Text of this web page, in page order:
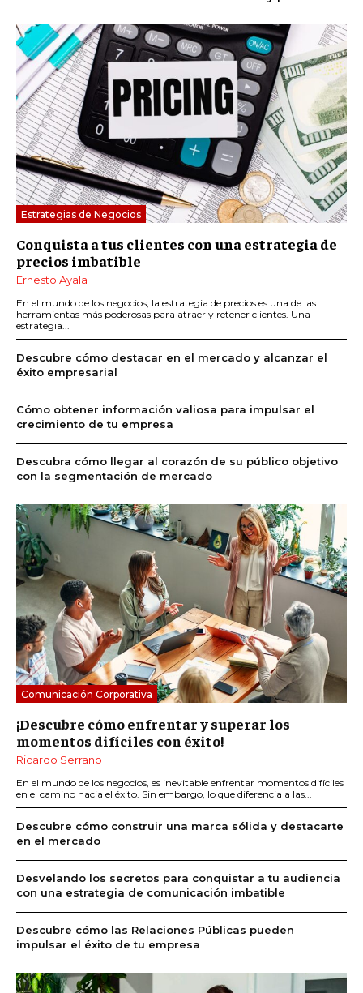
Estrategias de Negocios
Conquista a tus clientes con una estrategia de
precios imbatible
Ernesto Ayala
En el mundo de los negocios, la estrategia de precios es una de las
herramientas más poderosas para atraer y retener clientes. Una
estrategia...
Descubre cómo destacar en el mercado y alcanzar el
éxito empresarial
Cómo obtener información valiosa para impulsar el
crecimiento de tu empresa
Descubra cómo llegar al corazón de su público objetivo
con la segmentación de mercado
Comunicación Corporativa
¡Descubre cómo enfrentar y superar los
momentos difíciles con éxito!
Ricardo Serrano
En el mundo de los negocios, es inevitable enfrentar momentos difíciles
en el camino hacia el éxito. Sin embargo, lo que diferencia a las...
Descubre cómo construir una marca sólida y destacarte
en el mercado
Desvelando los secretos para conquistar a tu audiencia
con una estrategia de comunicación imbatible
Descubre cómo las Relaciones Públicas pueden
impulsar el éxito de tu empresa